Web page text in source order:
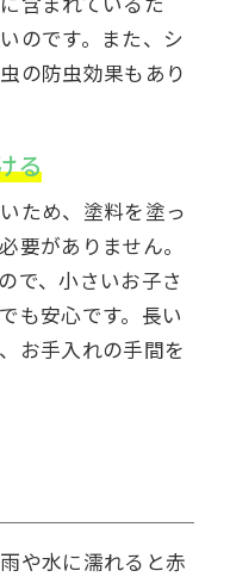
のです。また、シ
の防虫効果もあり
る
ため、塗料を塗っ
要がありません。
で、小さいお子さ
も安心です。長い
お手入れの手間を
や水に濡れると赤